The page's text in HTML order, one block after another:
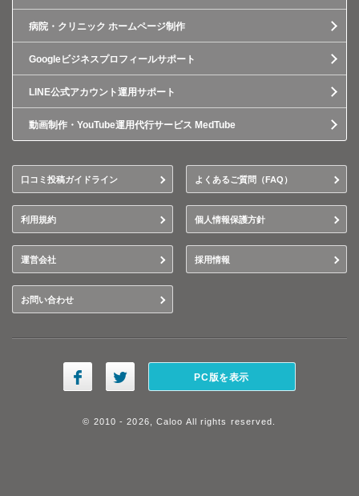
病院・クリニック ホームページ制作
Googleビジネスプロフィールサポート
LINE公式アカウント運用サポート
動画制作・YouTube運用代行サービス MedTube
口コミ投稿ガイドライン よくあるご質問（FAQ）
利用規約 個人情報保護方針
運営会社 採用情報
お問い合わせ
PC版を表示
© 2010 - 2026, Caloo All rights reserved.